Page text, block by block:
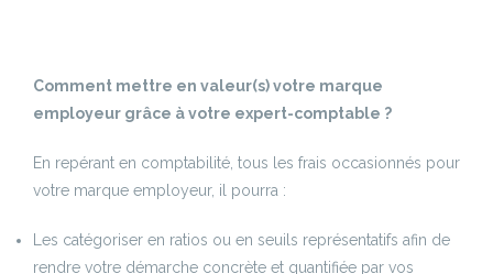
Comment mettre en valeur(s) votre marque
employeur grâce à votre expert-comptable ?
En repérant en comptabilité, tous les frais occasionnés pour
votre marque employeur, il pourra :
Les catégoriser en ratios ou en seuils représentatifs afin de
rendre votre démarche concrète et quantifiée par vos